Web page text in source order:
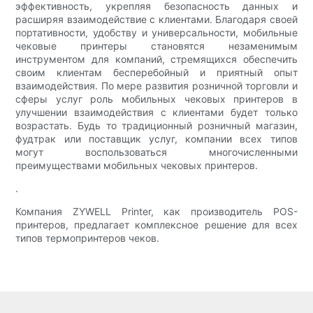
эффективность, укрепляя безопасность данных и
расширяя взаимодействие с клиентами. Благодаря своей
портативности, удобству и универсальности, мобильные
чековые принтеры становятся незаменимым
инструментом для компаний, стремящихся обеспечить
своим клиентам бесперебойный и приятный опыт
взаимодействия. По мере развития розничной торговли и
сферы услуг роль мобильных чековых принтеров в
улучшении взаимодействия с клиентами будет только
возрастать. Будь то традиционный розничный магазин,
фудтрак или поставщик услуг, компании всех типов
могут воспользоваться многочисленными
преимуществами мобильных чековых принтеров.
.
Компания ZYWELL Printer, как производитель POS-
принтеров, предлагает комплексное решение для всех
типов термопринтеров чеков.